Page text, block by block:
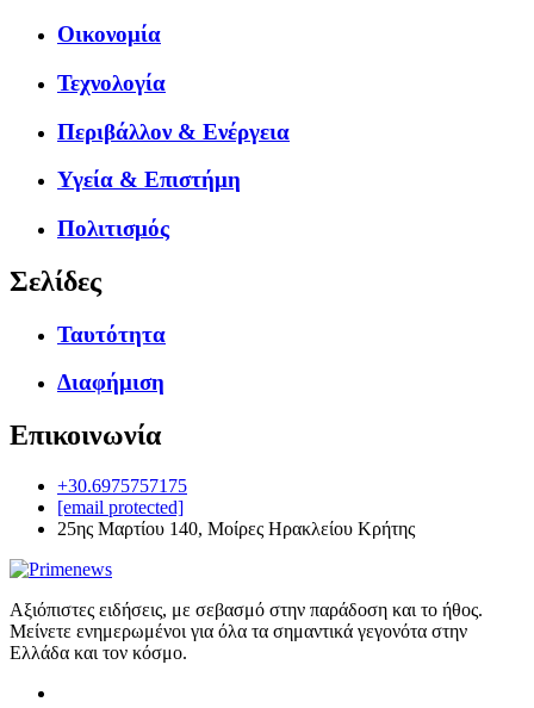
Οικονομία
Τεχνολογία
Περιβάλλον & Ενέργεια
Υγεία & Επιστήμη
Πολιτισμός
Σελίδες
Ταυτότητα
Διαφήμιση
Επικοινωνία
+30.6975757175
[email protected]
25ης Μαρτίου 140, Μοίρες Ηρακλείου Κρήτης
Αξιόπιστες ειδήσεις, με σεβασμό στην παράδοση και το ήθος.
Μείνετε ενημερωμένοι για όλα τα σημαντικά γεγονότα στην
Ελλάδα και τον κόσμο.